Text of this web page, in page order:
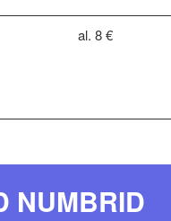
al. 8 €
NUMBRID